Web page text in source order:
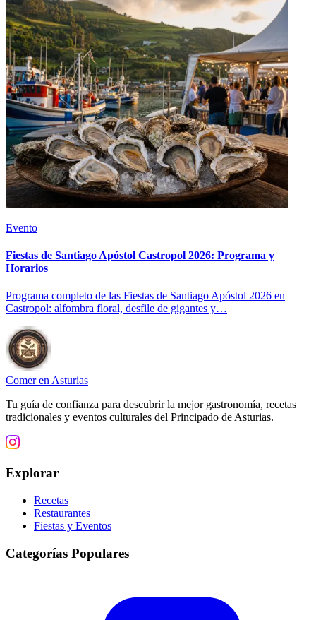
Evento
Fiestas de Santiago Apóstol Castropol 2026: Programa y
Horarios
Programa completo de las Fiestas de Santiago Apóstol 2026 en
Castropol: alfombra floral, desfile de gigantes y…
Comer en Asturias
Tu guía de confianza para descubrir la mejor gastronomía, recetas
tradicionales y eventos culturales del Principado de Asturias.
Explorar
Recetas
Restaurantes
Fiestas y Eventos
Categorías Populares